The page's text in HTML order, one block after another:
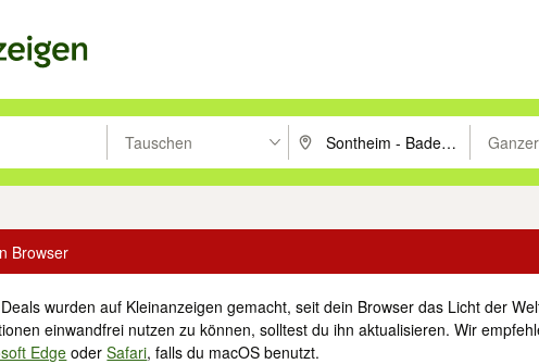
drücken um zu suchen, oder Vorschläge mit den Pfeiltasten nach
Tauschen PLZ oder Ort eingeben. Suche
Browser
wurden auf Kleinanzeigen gemacht, seit dein Browser das Licht der
einwandfrei nutzen zu können, solltest du ihn aktualisieren. Wir
Edge oderSafari, falls du macOS benutzt.